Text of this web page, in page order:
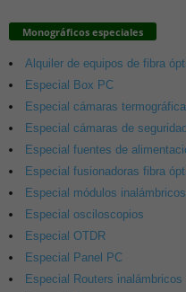
Monográficos especiales
Alquiler de equipos de fibra
Especial Box PC
Especial cámaras
Especial cámaras de
Especial fuentes de
Especial fusionadoras fibra
Especial módulos inalámbricos
Especial osciloscopios
Especial OTDR
Especial Panel PC
Especial Routers inalámbricos